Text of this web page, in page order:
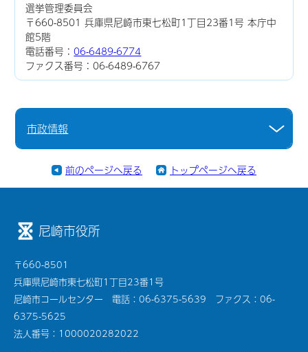
選挙管理委員会
〒660-8501 兵庫県尼崎市東七松町1丁目23番1号 本庁中
館5階
電話番号：06-6489-6774
ファクス番号：06-6489-6767
市政情報
前のページへ戻る トップページへ戻る
尼崎市役所
〒660-8501
兵庫県尼崎市東七松町1丁目23番1号
尼崎市コールセンター 電話：06-6375-5639 ファクス：06-
6375-5625
法人番号：1000020282022